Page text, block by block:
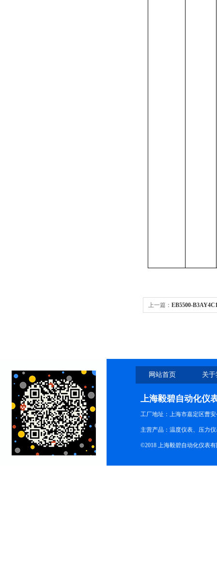
上一篇： EB5500-
网站首页 关
上海毅碧自动化仪
工厂地址：上海市嘉定区曹安
主营产品：温度仪表、压力
©2018 上海毅碧自动化仪表